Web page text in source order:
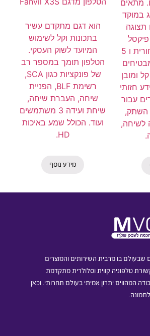
מתאים
במוקד
תצוגה
גרפי 132×64 פיקסל
הכולל תאורה אחורית ו 5
ומובן
חזותי
עבור
השתק,
לשיחה,
הוא דגם מתקדם עשיר
בתכונות וקל לשימוש
המיועד לשוק העסקי.
הטלפון תומך במספר רב
של פונקציות כגון SCA,
רשימת BLF, הפניית
שיחה, העברת שיחה,
שיחת ועידה 3 משתמשים
ועוד. הכולל שמע באיכות
HD.
מידע נוסף
שבעולם בו מרבית השירותים והמוצרים
טלפוניה קווית וסלולרית מתקדמת
המהווים יתרון אמיתי בעולם תחרותי. וכאן